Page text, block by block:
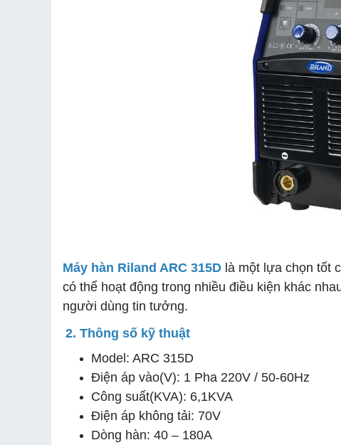
Máy hàn Riland ARC 315D là một lựa chọn tốt
có thể hoạt động trong nhiều điều kiện khác
người dùng tin tưởng.
2. Thông số kỹ thuật
Model: ARC 315D
Điện áp vào(V): 1 Pha 220V / 50-60Hz
Công suất(KVA): 6,1KVA
Điện áp không tải: 70V
Dòng hàn: 40 – 180A